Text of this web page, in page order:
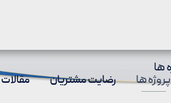
پروژه ها رضایت مشتریان مقالات